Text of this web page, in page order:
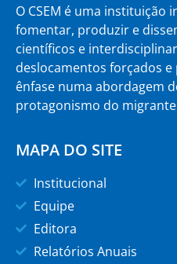
O CSEM é uma instituição
fomentar, produzir e
científicos e
deslocamentos forçados e
ênfase numa abordagem
protagonismo do
MAPA DO SITE
Institucional
Equipe
Editora
Relatórios Anuais